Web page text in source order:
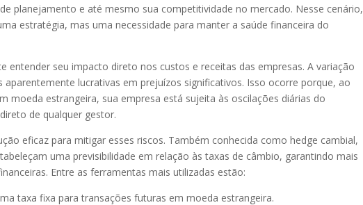
planejamento e até mesmo sua competitividade no mercado. Nesse cenário,
estratégia, mas uma necessidade para manter a saúde financeira do
entender seu impacto direto nos custos e receitas das empresas. A variação
lucrativas em prejuízos significativos. Isso ocorre porque, ao
moeda estrangeira, sua empresa está sujeita às oscilações diárias do
de qualquer gestor.
eficaz para mitigar esses riscos. Também conhecida como hedge cambial,
uma previsibilidade em relação às taxas de câmbio, garantindo mais
Entre as ferramentas mais utilizadas estão:
taxa fixa para transações futuras em moeda estrangeira.